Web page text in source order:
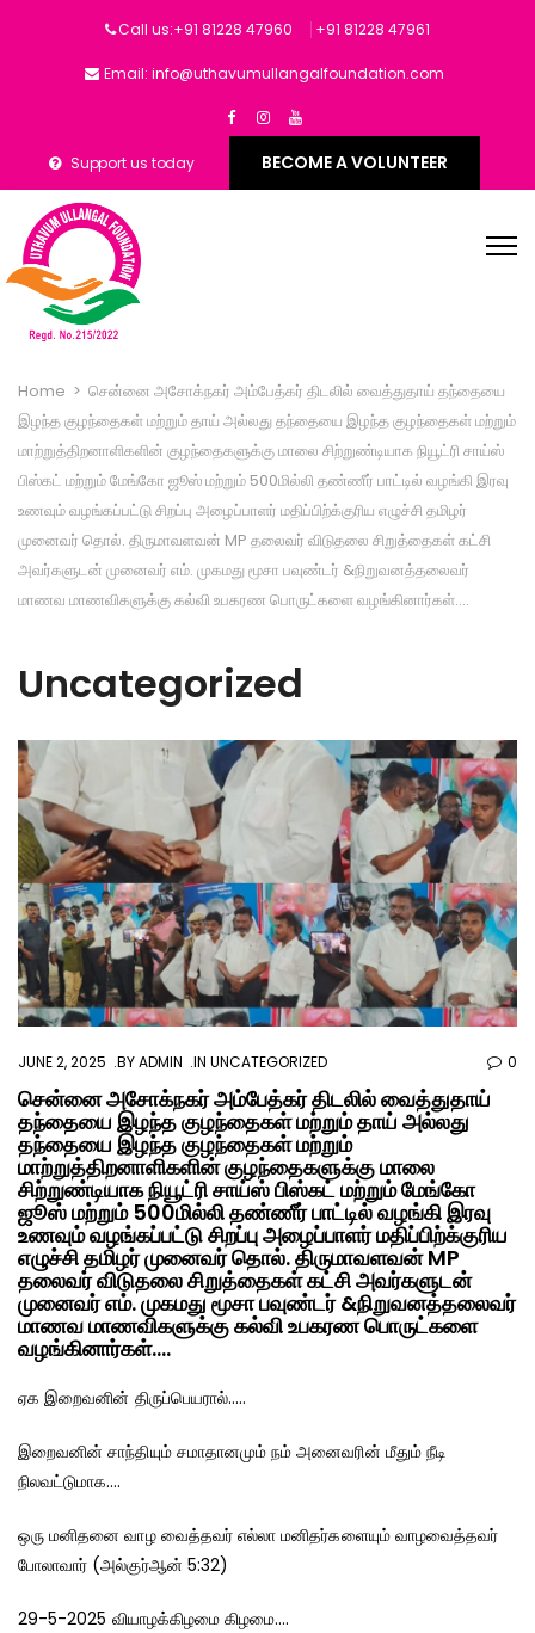
Call us:+91 81228 47960 ‎+91 81228 47961
Email: info@uthavumullangalfoundation.com
Support us today BECOME A VOLUNTEER
Home > சென்னை அசோக்நகர் அம்பேத்கர் திடலில் வைத்துதாய் தந்தையை
இழந்த குழந்தைகள் மற்றும் தாய் அல்லது தந்தையை இழந்த குழந்தைகள் மற்றும்
மாற்றுத்திறனாளிகளின் குழந்தைகளுக்கு மாலை சிற்றுண்டியாக நியூட்ரி சாய்ஸ்
பிஸ்கட் மற்றும் மேங்கோ ஜூஸ் மற்றும் 500மில்லி தண்ணீர் பாட்டில் வழங்கி இரவு
உணவும் வழங்கப்பட்டு சிறப்பு அழைப்பாளர் மதிப்பிற்க்குரிய எழுச்சி தமிழர்
முனைவர் தொல். திருமாவளவன் MP தலைவர் விடுதலை சிறுத்தைகள் கட்சி
அவர்களுடன் முனைவர் எம். முகமது மூசா பவுண்டர் &நிறுவனத்தலைவர்
மாணவ மாணவிகளுக்கு கல்வி உபகரண பொருட்களை வழங்கினார்கள்….
Uncategorized
JUNE 2, 2025 BYADMIN IN UNCATEGORIZED 0
சென்னை அசோக்நகர் அம்பேத்கர் திடலில் வைத்துதாய்
தந்தையை இழந்த குழந்தைகள் மற்றும் தாய் அல்லது
தந்தையை இழந்த குழந்தைகள் மற்றும்
மாற்றுத்திறனாளிகளின் குழந்தைகளுக்கு மாலை
சிற்றுண்டியாக நியூட்ரி சாய்ஸ் பிஸ்கட் மற்றும் மேங்கோ
ஜூஸ் மற்றும் 500மில்லி தண்ணீர் பாட்டில் வழங்கி இரவு
உணவும் வழங்கப்பட்டு சிறப்பு அழைப்பாளர் மதிப்பிற்க்குரிய
எழுச்சி தமிழர் முனைவர் தொல். திருமாவளவன் MP
தலைவர் விடுதலை சிறுத்தைகள் கட்சி அவர்களுடன்
முனைவர் எம். முகமது மூசா பவுண்டர் &நிறுவனத்தலைவர்
மாணவ மாணவிகளுக்கு கல்வி உபகரண பொருட்களை
வழங்கினார்கள்….
ஏக இறைவனின் திருப்பெயரால்…..
இறைவனின் சாந்தியும் சமாதானமும் நம் அனைவரின் மீதும் நீடி
நிலவட்டுமாக….
ஒரு மனிதனை வாழ வைத்தவர் எல்லா மனிதர்களையும் வாழவைத்தவர்
போலாவார் (அல்குர்ஆன் 5:32)
29-5-2025 வியாழக்கிழமை கிழமை….